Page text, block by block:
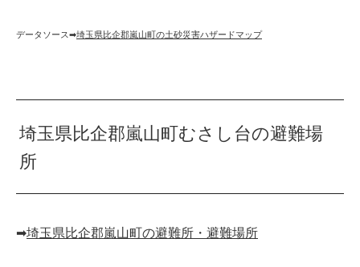
データソース➡︎埼玉県比企郡嵐山町の土砂災害ハザードマップ
埼玉県比企郡嵐山町むさし台の避難場
所
➡︎埼玉県比企郡嵐山町の避難所・避難場所